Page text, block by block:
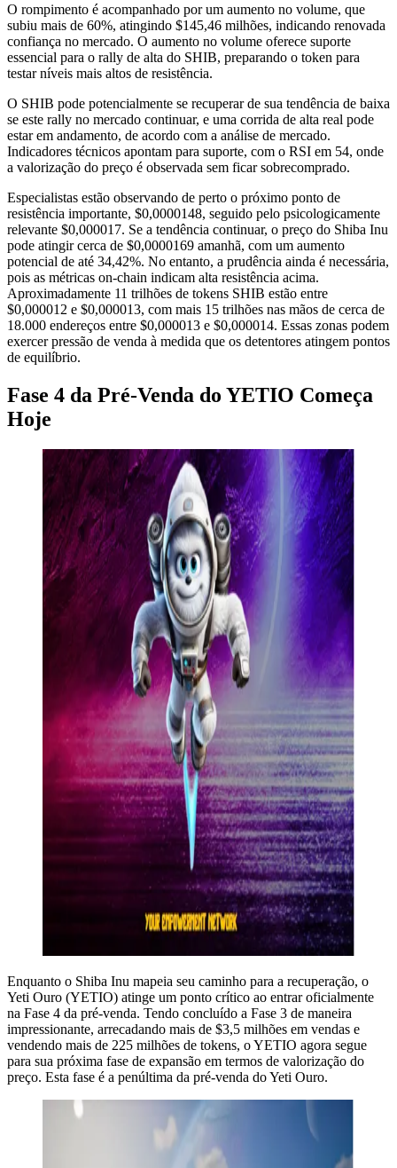
O rompimento é acompanhado por um aumento no volume, que
subiu mais de 60%, atingindo $145,46 milhões, indicando renovada
confiança no mercado. O aumento no volume oferece suporte
essencial para o rally de alta do SHIB, preparando o token para
testar níveis mais altos de resistência.
O SHIB pode potencialmente se recuperar de sua tendência de baixa
se este rally no mercado continuar, e uma corrida de alta real pode
estar em andamento, de acordo com a análise de mercado.
Indicadores técnicos apontam para suporte, com o RSI em 54, onde
a valorização do preço é observada sem ficar sobrecomprado.
Especialistas estão observando de perto o próximo ponto de
resistência importante, $0,0000148, seguido pelo psicologicamente
relevante $0,000017. Se a tendência continuar, o preço do Shiba Inu
pode atingir cerca de $0,0000169 amanhã, com um aumento
potencial de até 34,42%. No entanto, a prudência ainda é necessária,
pois as métricas on-chain indicam alta resistência acima.
Aproximadamente 11 trilhões de tokens SHIB estão entre
$0,000012 e $0,000013, com mais 15 trilhões nas mãos de cerca de
18.000 endereços entre $0,000013 e $0,000014. Essas zonas podem
exercer pressão de venda à medida que os detentores atingem pontos
de equilíbrio.
Fase 4 da Pré-Venda do YETIO Começa
Hoje
Enquanto o Shiba Inu mapeia seu caminho para a recuperação, o
Yeti Ouro (YETIO) atinge um ponto crítico ao entrar oficialmente
na Fase 4 da pré-venda. Tendo concluído a Fase 3 de maneira
impressionante, arrecadando mais de $3,5 milhões em vendas e
vendendo mais de 225 milhões de tokens, o YETIO agora segue
para sua próxima fase de expansão em termos de valorização do
preço. Esta fase é a penúltima da pré-venda do Yeti Ouro.